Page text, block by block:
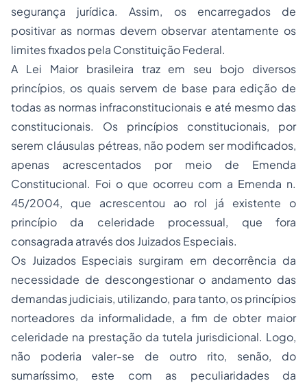
segurança jurídica. Assim, os encarregados de
positivar as normas devem observar atentamente os
limites fixados pela Constituição Federal.
A Lei Maior brasileira traz em seu bojo diversos
princípios, os quais servem de base para edição de
todas as normas infraconstitucionais e até mesmo das
constitucionais. Os princípios constitucionais, por
serem cláusulas pétreas, não podem ser modificados,
apenas acrescentados por meio de Emenda
Constitucional. Foi o que ocorreu com a Emenda n.
45/2004, que acrescentou ao rol já existente o
princípio da celeridade processual, que fora
consagrada através dos Juizados Especiais.
Os Juizados Especiais surgiram em decorrência da
necessidade de descongestionar o andamento das
demandas judiciais, utilizando, para tanto, os princípios
norteadores da informalidade, a fim de obter maior
celeridade na prestação da tutela jurisdicional. Logo,
não poderia valer-se de outro rito, senão, do
sumaríssimo, este com as peculiaridades da